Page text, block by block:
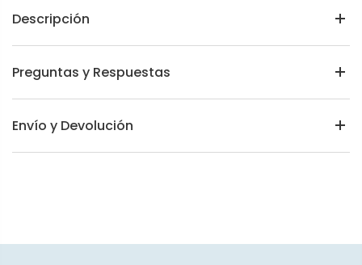
Descripción
Preguntas y Respuestas
Envío y Devolución